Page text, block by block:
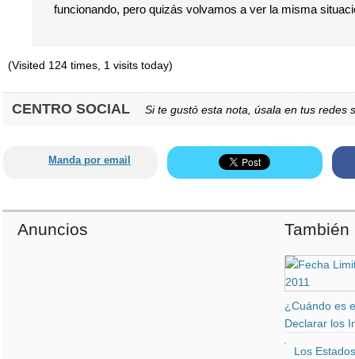
funcionando, pero quizás volvamos a ver la misma
(Visited 124 times, 1 visits today)
CENTRO SOCIAL Si te gustó esta nota, úsala en tus redes
Manda por email
También
¿Cuándo es
Declarar los
Los
Anuncios